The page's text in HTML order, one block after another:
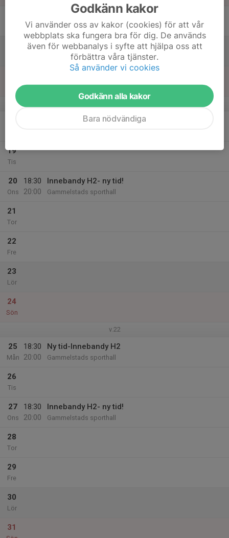
Ny tid-Innebandy H2
19
Tis
20
Ons
18:30
20:00
Innebandy H2- ny tid!
Gammelstads sporthall
21
Tor
22
Fre
23
Lör
24
Sön
v.22
25
Mån
18:30
20:00
Ny tid-Innebandy H2
Gammelstads sporthall
26
Tis
27
Ons
18:30
20:00
Innebandy H2- ny tid!
Gammelstads sporthall
28
Tor
29
Fre
30
Lör
31
Godkänn kakor
Vi använder oss av kakor (cookies) för att vår
webbplats ska fungera bra för dig. De används
även för webbanalys i syfte att hjälpa oss att
förbättra våra tjänster.
Så använder vi cookies
Godkänn alla kakor
Bara nödvändiga